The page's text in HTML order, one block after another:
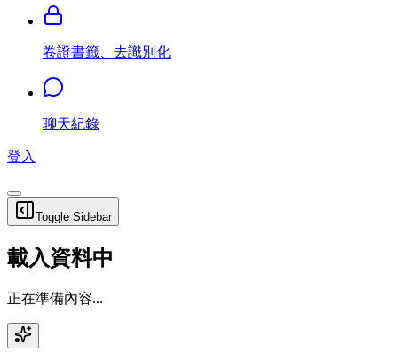
卷證書籤、去識別化
聊天紀錄
登入
Toggle Sidebar
載入資料中
正在準備內容...